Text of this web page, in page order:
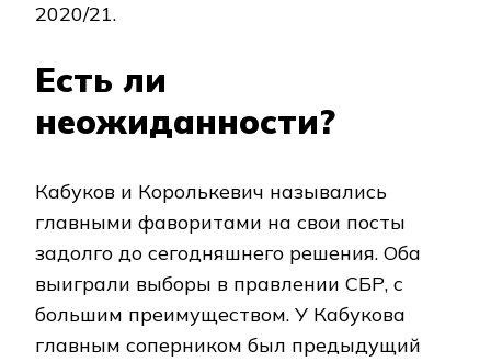
2020/21.
Есть ли
неожиданности?
Кабуков и Королькевич назывались
главными фаворитами на свои посты
задолго до сегодняшнего решения. Оба
выиграли выборы в правлении СБР, с
большим преимуществом. У Кабукова
главным соперником был предыдущий